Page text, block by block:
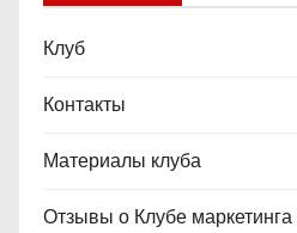
Клуб
Контакты
Материалы клуба
Отзывы о Клубе